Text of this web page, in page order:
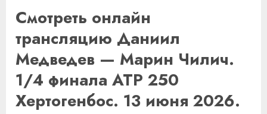
Смотреть онлайн
трансляцию Даниил
Медведев — Марин Чилич.
1/4 финала ATP 250
Хертогенбос. 13 июня 2026.